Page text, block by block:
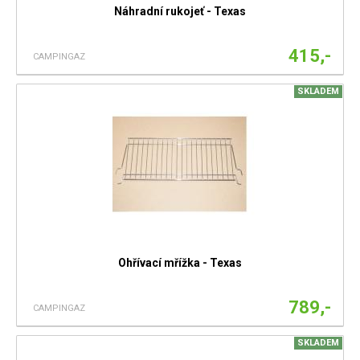
Náhradní rukojeť - Texas
CAMPINGAZ 415,-
SKLADEM
Ohřívací mřížka - Texas
CAMPINGAZ 789,-
SKLADEM